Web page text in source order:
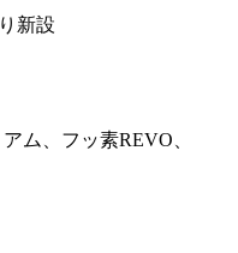
新設
ム、フッ素REVO、